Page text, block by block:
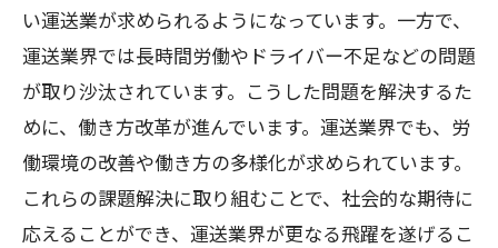
い運送業が求められるようになっています。一方で、
運送業界では長時間労働やドライバー不足などの問題
が取り沙汰されています。こうした問題を解決するた
めに、働き方改革が進んでいます。運送業界でも、労
働環境の改善や働き方の多様化が求められています。
これらの課題解決に取り組むことで、社会的な期待に
応えることができ、運送業界が更なる飛躍を遂げるこ